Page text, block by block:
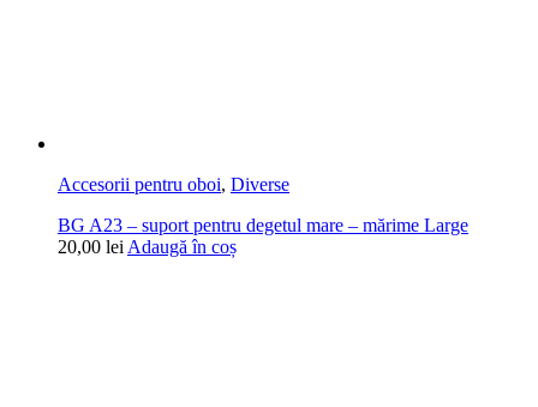
Accesorii pentru oboi, Diverse
BG A23 – suport pentru degetul mare – mărime Large
20,00 lei Adaugă în coș